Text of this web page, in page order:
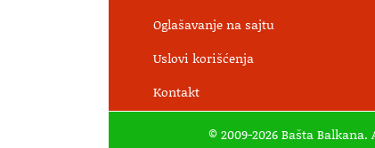
Oglašavanje na sajtu
Uslovi korišćenja
Kontakt
© 2009-2026 Bašta